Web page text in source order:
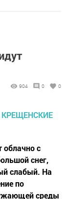
904 0 0
облачно с
снег,
слабый. На
по
среды